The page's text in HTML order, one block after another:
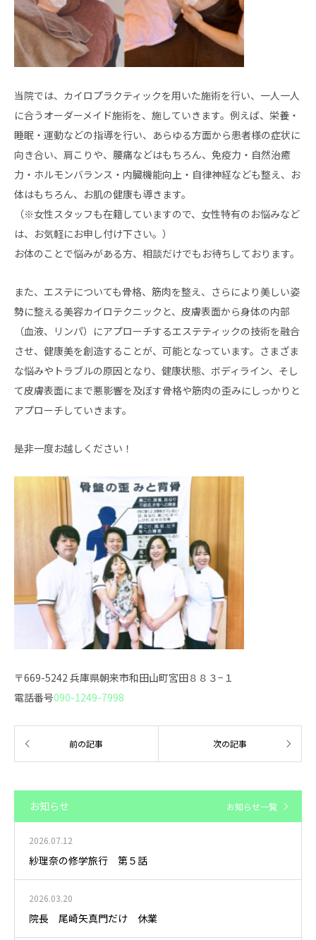
当院では、カイロプラクティックを用いた施術を行い、一人一人
に合うオーダーメイド施術を、施していきます。例えば、栄養・
睡眠・運動などの指導を行い、あらゆる方面から患者様の症状に
向き合い、肩こりや、腰痛などはもちろん、免疫力・自然治癒
力・ホルモンバランス・内臓機能向上・自律神経なども整え、お
体はもちろん、お肌の健康も導きます。
（※女性スタッフも在籍していますので、女性特有のお悩みなど
は、お気軽にお申し付け下さい。）
お体のことで悩みがある方、相談だけでもお待ちしております。
また、エステについても骨格、筋肉を整え、さらにより美しい姿
勢に整える美容カイロテクニックと、皮膚表面から身体の内部
（血液、リンパ）にアプローチするエステティックの技術を融合
させ、健康美を創造することが、可能となっています。さまざま
な悩みやトラブルの原因となり、健康状態、ボディライン、そし
て皮膚表面にまで悪影響を及ぼす骨格や筋肉の歪みにしっかりと
アプローチしていきます。
是非一度お越しください！
〒669-5242 兵庫県朝来市和田山町宮田８８３−１
電話番号090-1249-7998
お知らせ お知らせ一覧
2026.07.12
紗理奈の修学旅行 第５話
2026.03.20
院長 尾崎矢真門だけ 休業